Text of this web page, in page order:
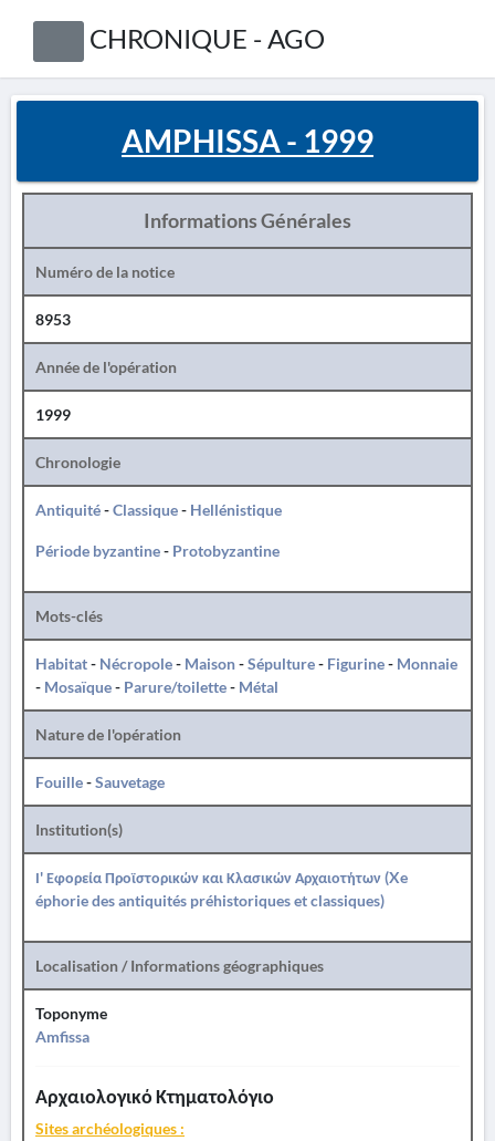
CHRONIQUE - AGO
AMPHISSA - 1999
Informations Générales
Numéro de la notice
8953
Année de l'opération
1999
Chronologie
Antiquité-Classique- Hellénistique
Période byzantine- Protobyzantine
Mots-clés
Habitat- Nécropole- Maison-Sépulture- Figurine- Monnaie
- Mosaïque- Parure/toilette- Métal
Nature de l'opération
Fouille-Sauvetage
Institution(s)
Ι' Εφορεία Προϊστορικών και Κλασικών Αρχαιοτήτων (Xe
éphorie des antiquités préhistoriques et classiques)
Localisation / Informations géographiques
Toponyme
Amfissa
Αρχαιολογικό Κτηματολόγιο
Sites archéologiques :